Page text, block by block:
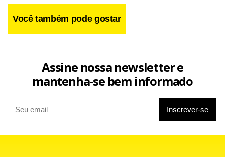
prestou seu primeiro depoimento. Ele havia dito à polícia
que foi convidado por Diego Nascimento da Silva, de 18
Mais tarde, entretanto, ele confessou que foi com a
Você também pode gostar
Assine nossa newsletter e
mantenha-se bem informado